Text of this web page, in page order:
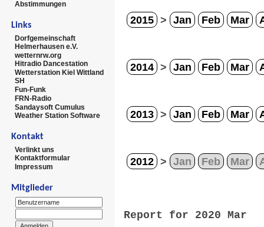
Abstimmungen
Links
Dorfgemeinschaft
Helmerhausen e.V.
wetternrw.org
Hitradio Dancestation
Wetterstation Kiel Wittland
SH
Fun-Funk
FRN-Radio
Sandaysoft Cumulus
Weather Station Software
Kontakt
Verlinkt uns
Kontaktformular
Impressum
Mitglieder
2015 > Jan Feb Mar
2014 > Jan Feb Mar
2013 > Jan Feb Mar
2012 > Jan Feb Mar
Report for 2020 Mar